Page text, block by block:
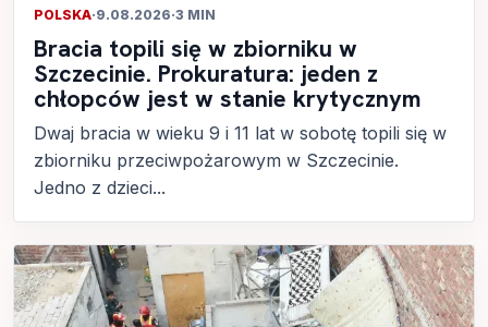
POLSKA·9.08.2026·3 MIN
Bracia topili się w zbiorniku w
Szczecinie. Prokuratura: jeden z
chłopców jest w stanie krytycznym
Dwaj bracia w wieku 9 i 11 lat w sobotę topili się w
zbiorniku przeciwpożarowym w Szczecinie.
Jedno z dzieci...